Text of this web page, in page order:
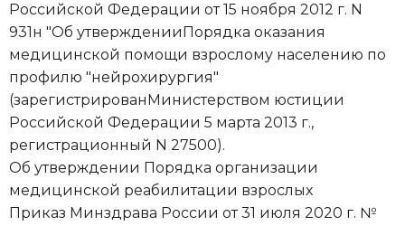
Российской Федерации от 15 ноября 2012 г. N
931н "Об утвержденииПорядка оказания
медицинской помощи взрослому населению по
профилю "нейрохирургия"
(зарегистрированМинистерством юстиции
Российской Федерации 5 марта 2013 г.,
регистрационный N 27500).
Об утверждении Порядка организации
медицинской реабилитации взрослых
Приказ Минздрава России от 31 июля 2020 г. №